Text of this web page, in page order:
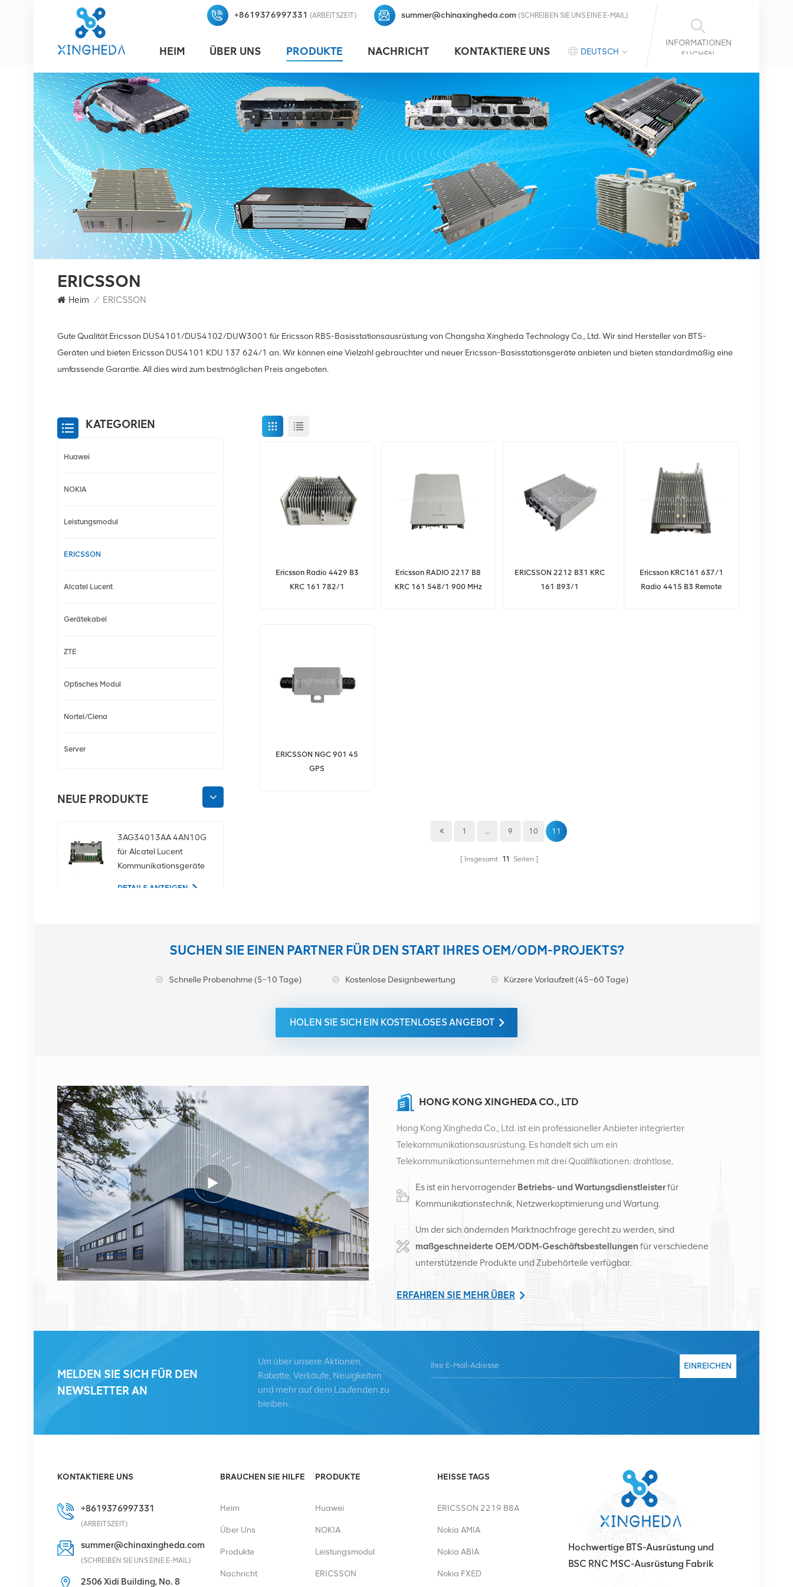
INFORMATIONEN
SUCHEN
+8619376997331 (ARBEITSZEIT) summer@chinaxingheda.com (SCHREIBEN SIE UNS EINE E-MAIL)
HEIM ÜBER UNS PRODUKTE NACHRICHT KONTAKTIERE UNS DEUTSCH
ERICSSON
Heim / ERICSSON
Gute Qualität Ericsson DUS4101/DUS4102/DUW3001 für Ericsson RBS-Basisstationsausrüstung von Changsha Xingheda Technology Co., Ltd. Wir sind Hersteller von BTS-
Geräten und bieten Ericsson DUS4101 KDU 137 624/1 an. Wir können eine Vielzahl gebrauchter und neuer Ericsson-Basisstationsgeräte anbieten und bieten standardmäßig eine
umfassende Garantie. All dies wird zum bestmöglichen Preis angeboten.
Ericsson Radio 4429 B3
KRC 161 782/1
Ericsson RADIO 2217 B8
KRC 161 548/1 900 MHz
ERICSSON 2212 B31 KRC
161 893/1
Ericsson KRC161 637/1
Radio 4415 B3 Remote
ERICSSON NGC 901 45
GPS
1 ... 9 10 11
Insgesamt 11 Seiten
KATEGORIEN
Huawei
NOKIA
Leistungsmodul
ERICSSON
Alcatel Lucent
Gerätekabel
ZTE
Optisches Modul
Nortel/Ciena
Server
NEUE PRODUKTE
3AG34013AA 4AN10G
für Alcatel Lucent
Kommunikationsgeräte
DETAILS ANZEIGEN
Gbit/s-Serverfestplatte
DETAILS ANZEIGEN
NOKIA AHEGC
474914A AirScale RRH
4T4R RRU Basisstation
DETAILS ANZEIGEN
NOKIA FUFAS
473288A.102
Glasfaserkabel LC OD-
LC OD Dual 2m
DETAILS ANZEIGEN
1662SMC 3AL98324AA
ERICSSON 2212 B31
KRC 161 893/1
Funkfernbedienung
WD5M215909GB für
(2*60 W)
DETAILS ANZEIGEN
HUAWEI UBBPg1a
03050BYF für Huawei
SUCHEN SIE EINEN PARTNER FÜR DEN START IHRES OEM/ODM-PROJEKTS?
Schnelle Probenahme (5~10 Tage) Kostenlose Designbewertung Kürzere Vorlaufzeit (45–60 Tage)
HOLEN SIE SICH EIN KOSTENLOSES ANGEBOT
HONG KONG XINGHEDA CO., LTD
Hong Kong Xingheda Co., Ltd. ist ein professioneller Anbieter integrierter
Telekommunikationsausrüstung. Es handelt sich um ein
Telekommunikationsunternehmen mit drei Qualifikationen: drahtlose,
intelligente Lager und Fabrikvertriebszentren in Changsha und Hongkong. Im Jahr
2016 gründeten wir eine internationale Vertriebszentrale in Changsha, China. Mit
Sitz in China betreiben wir internationale Geschäfte in Südostasien, Europa, den
Vereinigten Staaten, Afrika und Russland, stellen Basisstationen bereit und
versorgen regional führende Telekommunikationsbetreiber mit
Stromversorgung, optischen Modulen, Kabel, Klemmen und unterstützende
Alcatel, Nortel, Siemens und Lucent. Wir werden unseren internationalen Marktanteil
durch hochwertige Produkte, hochwertige Dienstleistungen, angemessene Preise
und pünktliche Lieferung ausbauen.
Es ist ein hervorragender Betriebs- und Wartungsdienstleisterfür
Kommunikationstechnik, Netzwerkoptimierung und Wartung.
Um der sich ändernden Marktnachfrage gerecht zu werden, sind
maßgeschneiderte OEM/ODM-Geschäftsbestellungen für verschiedene
unterstützende Produkte und Zubehörteile verfügbar.
ERFAHREN SIE MEHR ÜBER
MELDEN SIE SICH FÜR DEN
NEWSLETTER AN
Um über unsere Aktionen,
Rabatte, Verkäufe, Neuigkeiten
und mehr auf dem Laufenden zu
bleiben.
EINREICHEN
KONTAKTIERE UNS
+8619376997331
(ARBEITSZEIT)
summer@chinaxingheda.com
(SCHREIBEN SIE UNS EINE E-MAIL)
2506 Xidi Building, No. 8
BRAUCHEN SIE HILFE
Heim
Über Uns
Produkte
Nachricht
PRODUKTE
Huawei
NOKIA
Leistungsmodul
ERICSSON
HEISSE TAGS
ERICSSON 2219 B8A
Nokia AMIA
Nokia ABIA
Nokia FXED
Hochwertige BTS-Ausrüstung und
BSC RNC MSC-Ausrüstung Fabrik